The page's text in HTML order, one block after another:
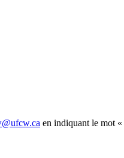
en indiquant le mot «